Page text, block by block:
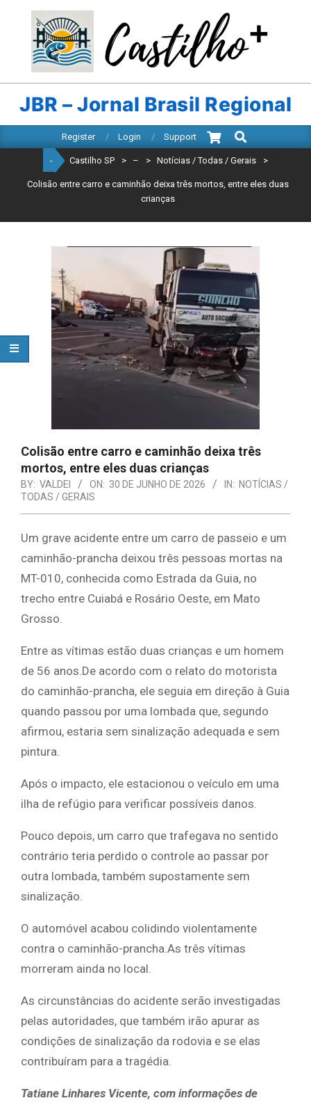
content
CASTILHO
SP
JBR – Jornal Brasil Regional
Navigation
Register Login Support
Search
- Castilho SP > – > Notícias / Todas / Gerais >
Colisão entre carro e caminhão deixa três mortos, entre eles duas
crianças
Colisão entre carro e caminhão deixa três
mortos, entre eles duas crianças
BY: VALDEI ON: 30 DE JUNHO DE 2026 IN: NOTÍCIAS /
TODAS / GERAIS
Um grave acidente entre um carro de passeio e um
caminhão-prancha deixou três pessoas mortas na
MT-010, conhecida como Estrada da Guia, no
trecho entre Cuiabá e Rosário Oeste, em Mato
Grosso.
Entre as vítimas estão duas crianças e um homem
de 56 anos.De acordo com o relato do motorista
do caminhão-prancha, ele seguia em direção à Guia
quando passou por uma lombada que, segundo
afirmou, estaria sem sinalização adequada e sem
pintura.
Após o impacto, ele estacionou o veículo em uma
ilha de refúgio para verificar possíveis danos.
Pouco depois, um carro que trafegava no sentido
contrário teria perdido o controle ao passar por
outra lombada, também supostamente sem
sinalização.
O automóvel acabou colidindo violentamente
contra o caminhão-prancha.As três vítimas
morreram ainda no local.
As circunstâncias do acidente serão investigadas
pelas autoridades, que também irão apurar as
condições de sinalização da rodovia e se elas
contribuíram para a tragédia.
Tatiane Linhares Vicente, com informações de